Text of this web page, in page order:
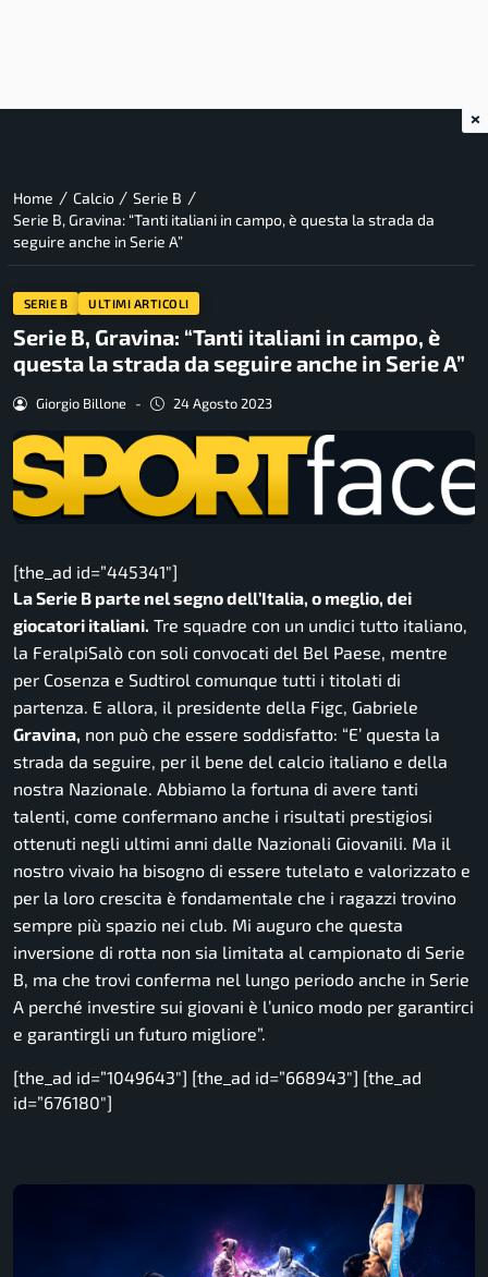
Home / Calcio / Serie B /
Serie B, Gravina: “Tanti italiani in campo, è questa la strada da
seguire anche in Serie A”
SERIE B ULTIMI ARTICOLI
Serie B, Gravina: “Tanti italiani in campo, è
questa la strada da seguire anche in Serie A”
Giorgio Billone - 24 Agosto 2023
[the_ad id=”445341″]
La Serie B parte nel segno dell’Italia, o meglio, dei
giocatori italiani. Tre squadre con un undici tutto italiano,
la FeralpiSalò con soli convocati del Bel Paese, mentre
per Cosenza e Sudtirol comunque tutti i titolati di
partenza. E allora, il presidente della Figc, Gabriele
Gravina, non può che essere soddisfatto: “E’ questa la
strada da seguire, per il bene del calcio italiano e della
nostra Nazionale. Abbiamo la fortuna di avere tanti
talenti, come confermano anche i risultati prestigiosi
ottenuti negli ultimi anni dalle Nazionali Giovanili. Ma il
nostro vivaio ha bisogno di essere tutelato e valorizzato e
per la loro crescita è fondamentale che i ragazzi trovino
sempre più spazio nei club. Mi auguro che questa
inversione di rotta non sia limitata al campionato di Serie
B, ma che trovi conferma nel lungo periodo anche in Serie
A perché investire sui giovani è l’unico modo per garantirci
e garantirgli un futuro migliore”.
[the_ad id=”1049643″] [the_ad id=”668943″] [the_ad
id=”676180″]
×